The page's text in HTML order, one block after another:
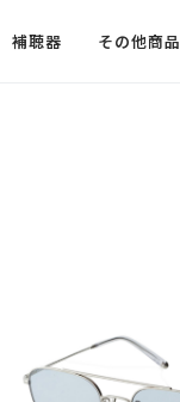
補聴器 その他商品